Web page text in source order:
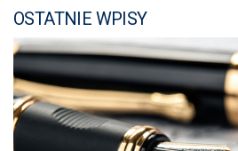
OSTATNIE WPISY